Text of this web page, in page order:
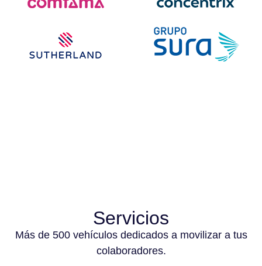
Servicios
Más de 500 vehículos dedicados a movilizar a tus
colaboradores.